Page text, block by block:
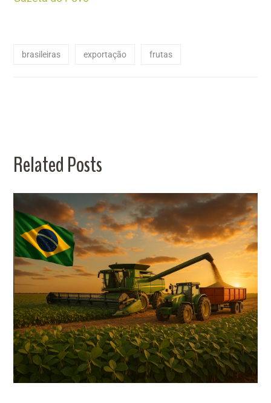
brasileiras exportação frutas
Related Posts